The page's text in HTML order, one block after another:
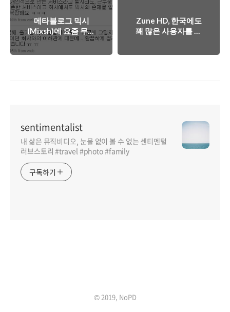
메타블로그 믹시
(Mixsh)에 요즘 무슨
일이?
Zune HD, 한국에도
꽤 많은 사용자를 확
sentimentalist
내 삶은 뮤직비디오, 눈물 없이 볼 수 없는 센티멘털
러브스토리 #travel #photo #family
구독하기
© 2019, NoPD